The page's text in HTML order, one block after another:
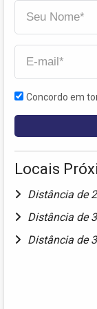
Concordo em
Locais
Distância de
Distância de
Distância de